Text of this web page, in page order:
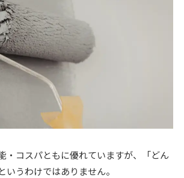
・コスパともに優れていますが、「どん
いうわけではありません。